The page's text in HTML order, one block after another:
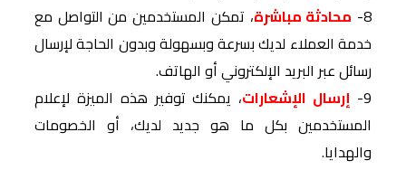
8- محادثة مباشرة، تمكن المستخدمين من التواصل مع
خدمة العملاء لديك بسرعة وبسهولة وبدون الحاجة لإرسال
رسائل عبر البريد الإلكتروني أو الهاتف.
9- إرسال الإشعارات، يمكنك توفير هذه الميزة لإعلام
المستخدمين بكل ما هو جديد لديك، أو الخصومات
والهدايا.